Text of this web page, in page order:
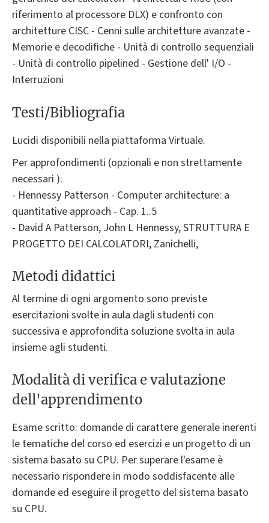
riferimento al processore DLX) e confronto con
architetture CISC - Cenni sulle architetture avanzate -
Memorie e decodifiche - Unità di controllo sequenziali
- Unità di controllo pipelined - Gestione dell' I/O -
Interruzioni
Testi/Bibliografia
Lucidi disponibili nella piattaforma Virtuale.
Per approfondimenti (opzionali e non strettamente
necessari ):
- Hennessy Patterson - Computer architecture: a
quantitative approach - Cap. 1..5
- David A Patterson, John L Hennessy, STRUTTURA E
PROGETTO DEI CALCOLATORI, Zanichelli,
Metodi didattici
Al termine di ogni argomento sono previste
esercitazioni svolte in aula dagli studenti con
successiva e approfondita soluzione svolta in aula
insieme agli studenti.
Modalità di verifica e valutazione
dell'apprendimento
Esame scritto: domande di carattere generale inerenti
le tematiche del corso ed esercizi e un progetto di un
sistema basato su CPU. Per superare l'esame è
necessario rispondere in modo soddisfacente alle
domande ed eseguire il progetto del sistema basato
su CPU.